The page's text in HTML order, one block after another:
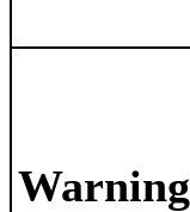
Warning